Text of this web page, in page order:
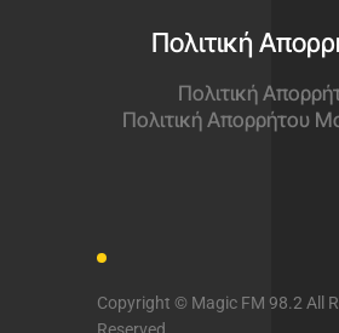
Πολιτική
Πολιτική
Πολιτική Απορρήτου
Copyright © Magic FM 98.2 All